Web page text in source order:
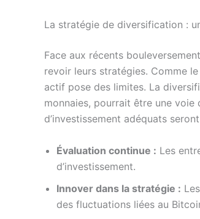
La stratégie de diversification :
Face aux récents
revoir leurs stratégies. Comme
actif pose des limites. La
monnaies, pourrait être une
d’investissement adéquats
Évaluation continue : Les
d’investissement.
Innover dans la stratégie :
des fluctuations liées au